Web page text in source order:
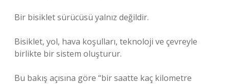
Bir bisiklet sürücüsü yalnız değildir.
Bisiklet, yol, hava koşulları, teknoloji ve çevreyle
birlikte bir sistem oluşturur.
Bu bakış açısına göre “bir saatte kaç kilometre